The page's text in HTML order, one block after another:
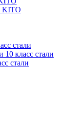
KITO
стали
класс стали
стали